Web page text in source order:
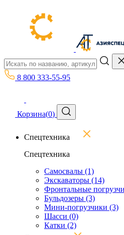
8 800 333-55-95
Корзина(0)
Спецтехника
Спецтехника
Самосвалы (1)
Экскаваторы (14)
Фронтальные
Бульдозеры (3)
Мини-погрузчики (3)
Шасси (0)
Катки (2)